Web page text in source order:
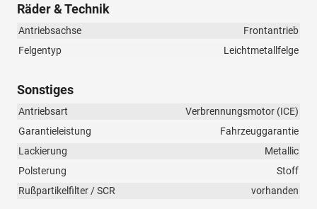
Räder & Technik
Antriebsachse
Frontantrieb
Felgentyp
Leichtmetallfelge
Sonstiges
Antriebsart
Verbrennungsmotor (ICE)
Garantieleistung
Fahrzeuggarantie
Lackierung
Metallic
Polsterung
Stoff
Rußpartikelfilter / SCR
vorhanden